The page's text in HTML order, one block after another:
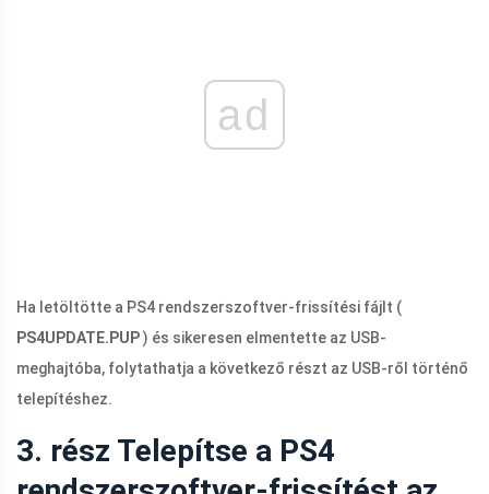
ad
Ha letöltötte a PS4 rendszerszoftver-frissítési fájlt (
PS4UPDATE.PUP) és sikeresen elmentette az USB-
meghajtóba, folytathatja a következő részt az USB-ről történő
telepítéshez.
3. rész Telepítse a PS4